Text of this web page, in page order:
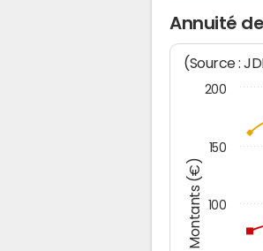
Annuité
Montants (€)
(Source :
100
150
200